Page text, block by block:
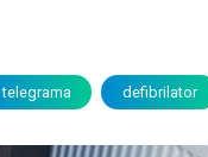
telegrama defibrilator